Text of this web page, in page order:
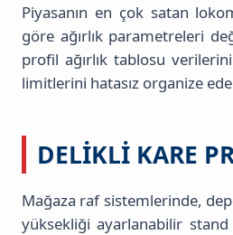
Piyasanın en çok satan
göre ağırlık parametreleri
profil ağırlık tablosu
limitlerini hatasız organize
DELIKLI KARE
Mağaza raf sistemlerinde,
yüksekliği ayarlanabilir stand